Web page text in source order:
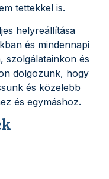
tettekkel is.
helyreállítása
és mindennapi
szolgálatainkon és
dolgozunk, hogy
és közelebb
és egymáshoz.